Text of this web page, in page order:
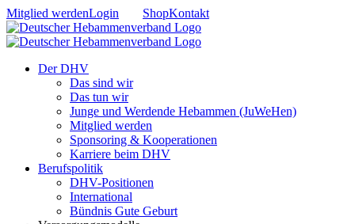
Zum
Inhalt
springen
Mitglied werdenLogin ShopKontakt
Der DHV
Das sind wir
Das tun wir
Junge und Werdende Hebammen (JuWeHen)
Mitglied werden
Sponsoring & Kooperationen
Karriere beim DHV
Berufspolitik
DHV-Positionen
International
Bündnis Gute Geburt